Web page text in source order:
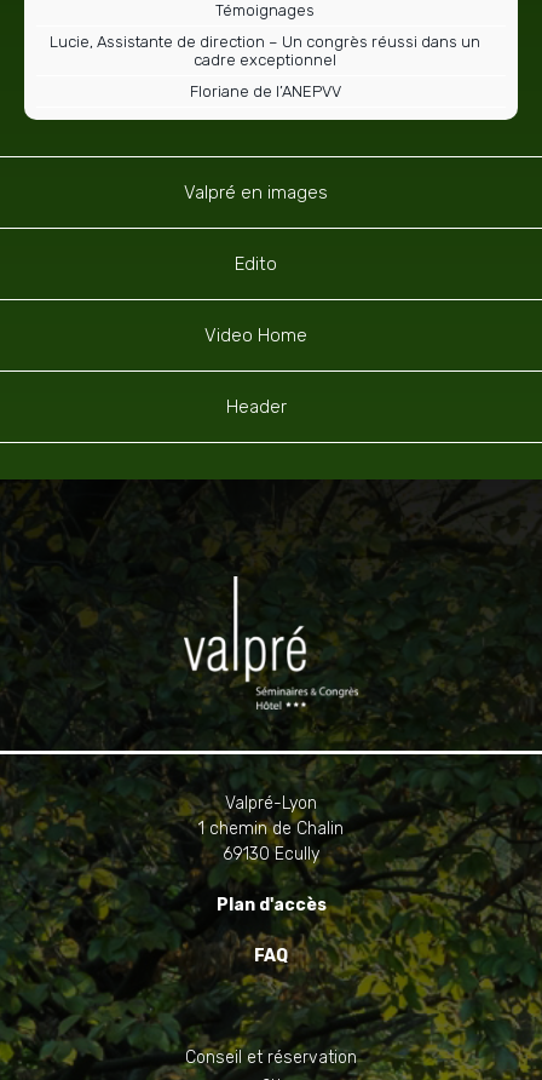
Témoignages
Lucie, Assistante de direction – Un congrès réussi dans un
cadre exceptionnel
Floriane de l’ANEPVV
Valpré en images
Edito
Video Home
Header
Valpré-Lyon
1 chemin de Chalin
69130 Ecully
Plan d'accès
FAQ
Conseil et réservation